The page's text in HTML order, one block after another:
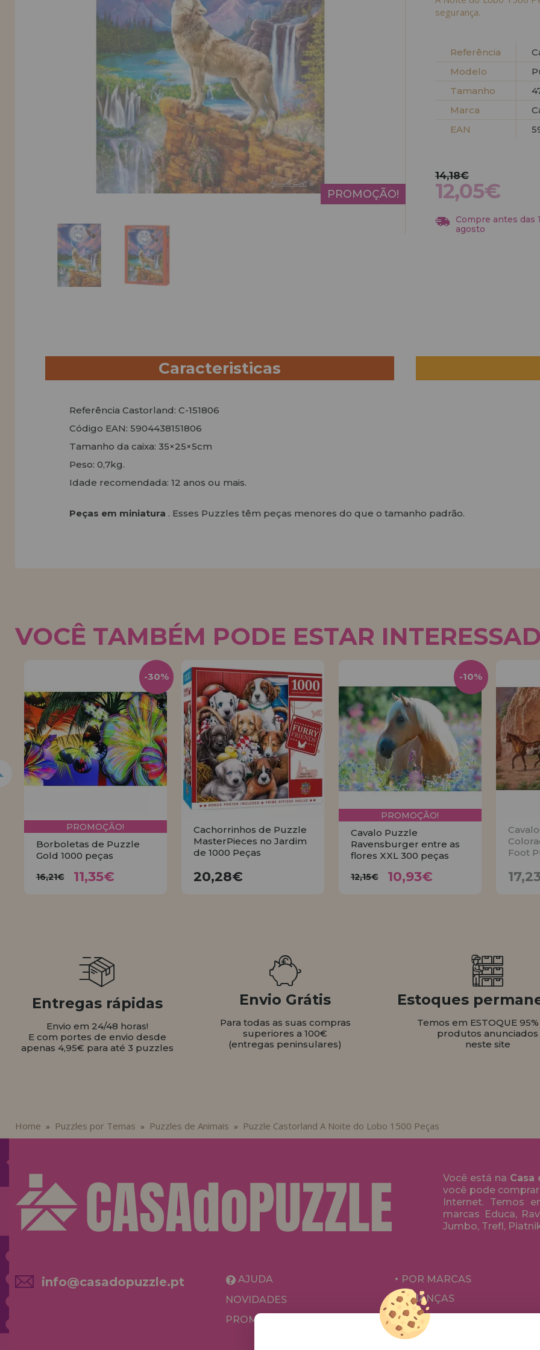
EM FORMAÇÃO
info@casadopuzzle.pt
segurança.
Referência
Modelo
Tamanho
Marca
EAN
PROMOÇÃO!
14,18€
12,05€
Compre antes das
agosto
Caracteristicas
Referência Castorland: C-151806
Código EAN: 5904438151806
Tamanho da caixa: 35×25×5cm
Peso: 0,7kg.
Idade recomendada: 12 anos ou mais.
Peças em miniatura . Esses Puzzles têm peças menores do que o tamanho padrão.
VOCÊ TAMBÉM PODE ESTAR
PROMOÇÃO!
Borboletas de Puzzle
Gold 1000 peças
16,21€ 11,35€
-30%
Cachorrinhos de Puzzle
MasterPieces no Jardim
de 1000 Peças
20,28€
PROMOÇÃO!
Cavalo Puzzle
Ravensburger entre as
flores XXL 300 peças
12,15€ 10,93€
-10%
Foot
Entregas rápidas
Envio em 24/48 horas!
E com portes de envio desde
apenas 4,95€ para até 3 puzzles
Envio Grátis
Para todas as suas compras
superiores a 100€
(entregas peninsulares)
Estoques
Temos em ESTOQUE
produtos anunciados
neste site
Home » Puzzles por Temas » Puzzles de Animais » Puzzle Castorland A Noite do Lobo 1500 Peças
Você está na Casa
você pode
Internet. Temos
marcas Educa,
Jumbo, Trefl,
info@casadopuzzle.pt
AJUDA
NOVIDADES
PROMOÇÕES E OFERTAS
POR MARCAS
CRIANÇAS
PARA ADULTOS
POR AUTORES